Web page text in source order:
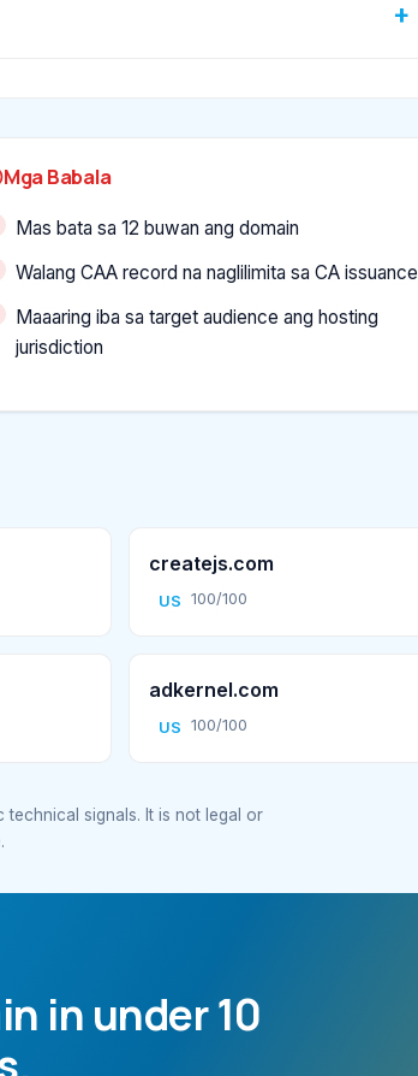
Mga Babala
Mas bata sa 12 buwan ang domain
Walang CAA record na naglilimita sa CA issuance
Maaaring iba sa target audience ang hosting
jurisdiction
createjs.com
US 100/100
adkernel.com
US 100/100
signals. It is not legal or
in under 10